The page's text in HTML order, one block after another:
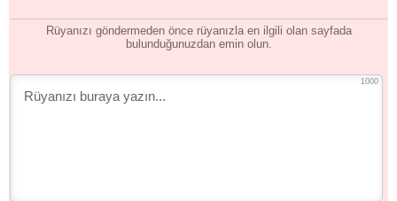
Rüyanızı göndermeden önce rüyanızla en ilgili olan sayfada
bulunduğunuzdan emin olun.
1000